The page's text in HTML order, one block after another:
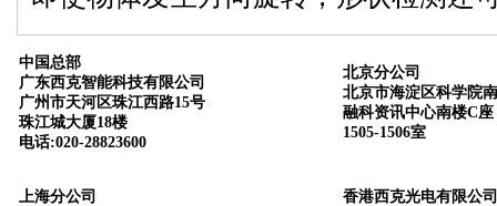
中国总部
广东西克智能科技有限公司
广州市天河区珠江西路15号
珠江城大厦18楼
电话:020-28823600
北京分公司
北京市海淀区科学院
融科资讯中心南楼C座
1505-1506室
上海分公司
香港西克光电有限公司